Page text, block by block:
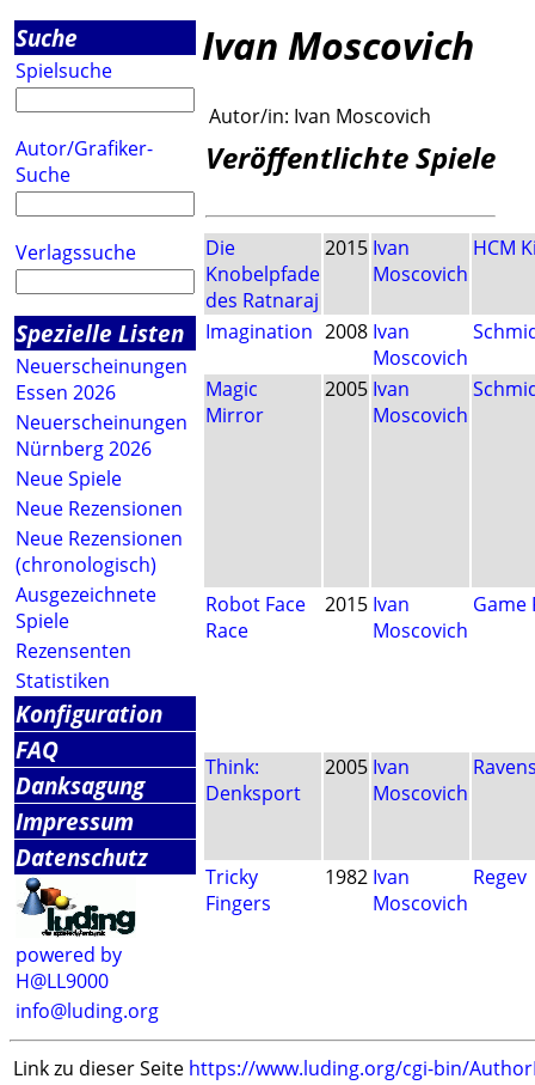
Suche
Spielsuche
Autor/Grafiker-
Suche
Verlagssuche
Spezielle Listen
Neuerscheinungen
Essen 2026
Neuerscheinungen
Nürnberg 2026
Neue Spiele
Neue Rezensionen
Neue Rezensionen
(chronologisch)
Ausgezeichnete
Spiele
Rezensenten
Statistiken
Konfiguration
FAQ
Danksagung
Impressum
Datenschutz
powered by
H@LL9000
info@luding.org
Ivan Moscovich
Autor/in: Ivan Moscovich
Veröffentlichte Spiele
Die
Knobelpfade
des Ratnaraj
2015 Ivan
Moscovich
HCM
Imagination 2008 Ivan
Moscovich
Magic
Mirror
2005 Ivan
Moscovich
Robot Face
Race
2015 Ivan
Moscovich
Game
Think:
Denksport
2005 Ivan
Moscovich
Tricky
Fingers
1982 Ivan
Moscovich
Regev
Link zu dieser Seite https://www.luding.org/cgi-bin/